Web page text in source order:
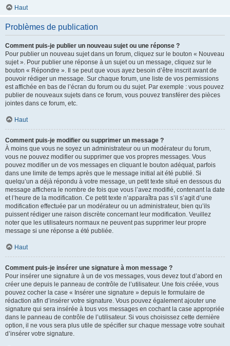
Haut
Problèmes de publication
Comment puis-je publier un nouveau sujet ou une réponse ?
Pour publier un nouveau sujet dans un forum, cliquez sur le bouton « Nouveau
sujet ». Pour publier une réponse à un sujet ou un message, cliquez sur le
bouton « Répondre ». Il se peut que vous ayez besoin d’être inscrit avant de
pouvoir rédiger un message. Sur chaque forum, une liste de vos permissions
est affichée en bas de l’écran du forum ou du sujet. Par exemple : vous pouvez
publier de nouveaux sujets dans ce forum, vous pouvez transférer des pièces
jointes dans ce forum, etc.
Haut
Comment puis-je modifier ou supprimer un message ?
À moins que vous ne soyez un administrateur ou un modérateur du forum,
vous ne pouvez modifier ou supprimer que vos propres messages. Vous
pouvez modifier un de vos messages en cliquant le bouton adéquat, parfois
dans une limite de temps après que le message initial ait été publié. Si
quelqu’un a déjà répondu à votre message, un petit texte situé en dessous du
message affichera le nombre de fois que vous l’avez modifié, contenant la date
et l’heure de la modification. Ce petit texte n’apparaîtra pas s’il s’agit d’une
modification effectuée par un modérateur ou un administrateur, bien qu’ils
puissent rédiger une raison discrète concernant leur modification. Veuillez
noter que les utilisateurs normaux ne peuvent pas supprimer leur propre
message si une réponse a été publiée.
Haut
Comment puis-je insérer une signature à mon message ?
Pour insérer une signature à un de vos messages, vous devez tout d’abord en
créer une depuis le panneau de contrôle de l’utilisateur. Une fois créée, vous
pouvez cocher la case « Insérer une signature » depuis le formulaire de
rédaction afin d’insérer votre signature. Vous pouvez également ajouter une
signature qui sera insérée à tous vos messages en cochant la case appropriée
dans le panneau de contrôle de l’utilisateur. Si vous choisissez cette dernière
option, il ne vous sera plus utile de spécifier sur chaque message votre souhait
d’insérer votre signature.